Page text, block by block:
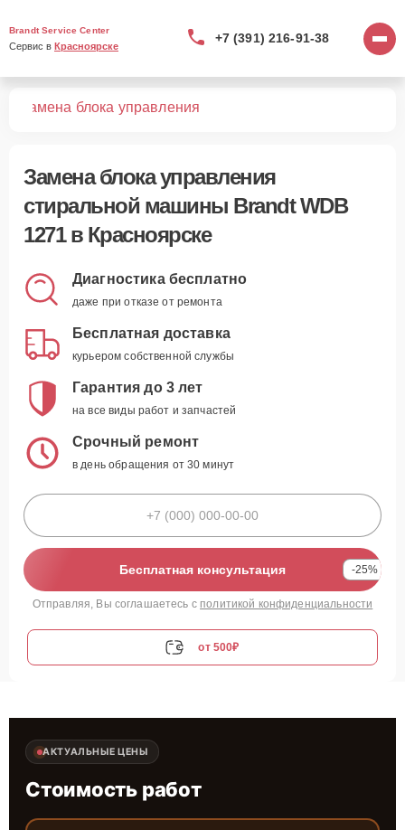
Brandt Service Center
Сервис в Красноярске
+7 (391) 216-91-38
Замена блока управления
Замена блока управления
стиральной машины Brandt WDB
1271 в Красноярске
Диагностика бесплатно
даже при отказе от ремонта
Бесплатная доставка
курьером собственной службы
Гарантия до 3 лет
на все виды работ и запчастей
Срочный ремонт
в день обращения от 30 минут
Бесплатная консультация -25%
Отправляя, Вы соглашаетесь с политикой конфиденциальности
от 500₽
АКТУАЛЬНЫЕ ЦЕНЫ
Стоимость работ